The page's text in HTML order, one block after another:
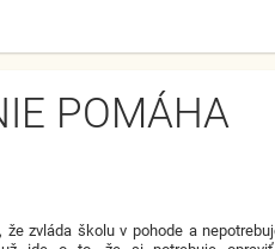
POMÁHA
zvláda školu v pohode a